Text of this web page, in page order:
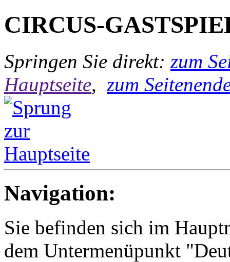
CIRCUS-
Springen Sie direkt: zum
Hauptseite, zum
Navigation:
Sie befinden sich im
dem Untermenüpunkt